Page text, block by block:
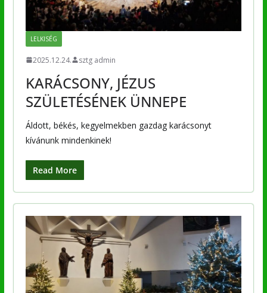
LELKISÉG
2025.12.24. sztg admin
KARÁCSONY, JÉZUS
SZÜLETÉSÉNEK ÜNNEPE
Áldott, békés, kegyelmekben gazdag karácsonyt
kívánunk mindenkinek!
Read More